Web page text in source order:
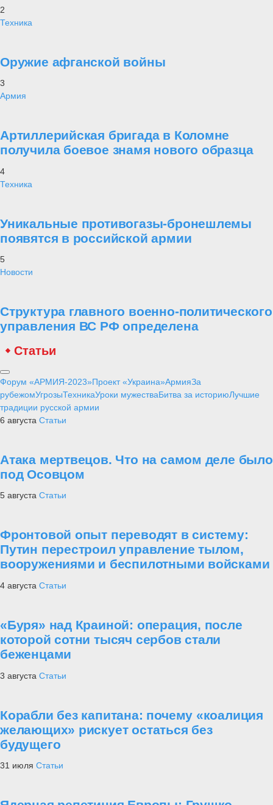
2
Техника
Оружие афганской войны
3
Армия
Артиллерийская бригада в Коломне
получила боевое знамя нового образца
4
Техника
Уникальные противогазы-бронешлемы
появятся в российской армии
5
Новости
Структура главного военно-политического
управления ВС РФ определена
Статьи
Форум «АРМИЯ-2023»Проект «Украина»АрмияЗа
рубежомУгрозыТехникаУроки мужестваБитва за историюЛучшие
традиции русской армии
6 августа Статьи
Атака мертвецов. Что на самом деле было
под Осовцом
5 августа Статьи
Фронтовой опыт переводят в систему:
Путин перестроил управление тылом,
вооружениями и беспилотными войсками
4 августа Статьи
«Буря» над Краиной: операция, после
которой сотни тысяч сербов стали
беженцами
3 августа Статьи
Корабли без капитана: почему «коалиция
желающих» рискует остаться без
будущего
31 июля Статьи